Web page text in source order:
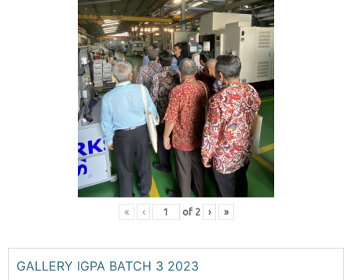
« ‹ of 2 › »
GALLERY IGPA BATCH 3 2023